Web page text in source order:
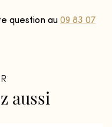
question au 09 83 07
aussi